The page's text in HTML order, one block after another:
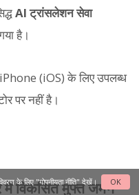
AI ट्रांसलेशन सेवा
है।
(iOS) के लिए उपलब्ध
पर नहीं है।
विकसित मुफ्त जर्मन
के लिए"गोपनीयता नीति"देखें। OK